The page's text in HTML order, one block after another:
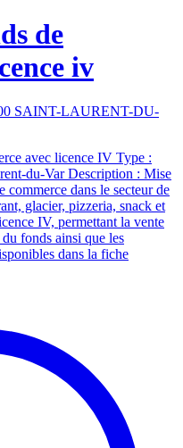
de
iv
SAINT-LAURENT-DU-
avec licence IV Type :
du-Var Description : Mise
dans le secteur de
glacier, pizzeria, snack et
IV, permettant la vente
fonds ainsi que les
dans la fiche